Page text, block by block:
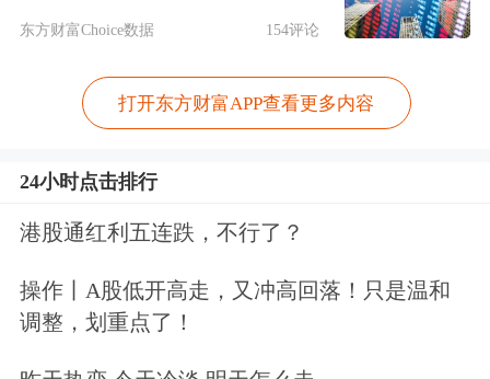
一个问题解决，一个方案一个方案推
敲，实现一系列技术突破。“我们创新
研发超深锚碇施工技术、超高门型索塔
施工技术、点云扫描技术、季节性浅滩
术，累计推动68项技术成果投入实践运
东方财富Choice数据 154评论
打开东方财富APP查看更多内容
24小时点击排行
港股通红利五连跌，不行了？
操作丨A股低开高走，又冲高回落！只是温和
调整，划重点了！